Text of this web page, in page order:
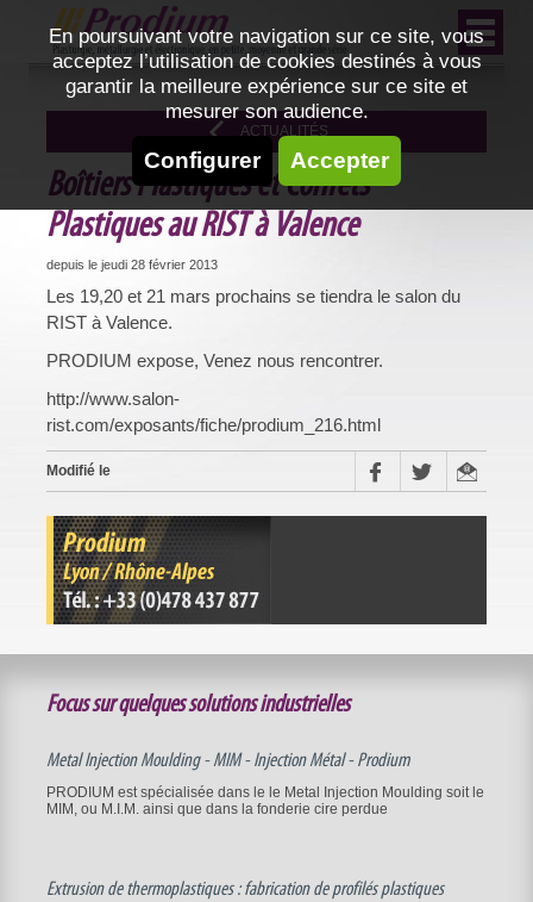
En poursuivant votre navigation sur ce site, vous
acceptez l’utilisation de cookies destinés à vous
garantir la meilleure expérience sur ce site et
mesurer son audience.
Configurer Accepter
ACTUALITÉS
Boîtiers Plastiques et Coffrets
Plastiques au RIST à Valence
depuis le jeudi 28 février 2013
Les 19,20 et 21 mars prochains se tiendra le salon du
RIST à Valence.
PRODIUM expose, Venez nous rencontrer.
http://www.salon-
rist.com/exposants/fiche/prodium_216.html
Modifié le
Focus sur quelques solutions industrielles
Metal Injection Moulding - MIM - Injection Métal - Prodium
PRODIUM est spécialisée dans le le Metal Injection Moulding soit le
MIM, ou M.I.M. ainsi que dans la fonderie cire perdue
Extrusion de thermoplastiques : fabrication de profilés plastiques